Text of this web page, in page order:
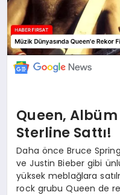
Queen, Albüm
Sterline Sattı!
Daha önce Bruce
ve Justin Bieber gibi
yüksek meblağlara
rock grubu Queen de